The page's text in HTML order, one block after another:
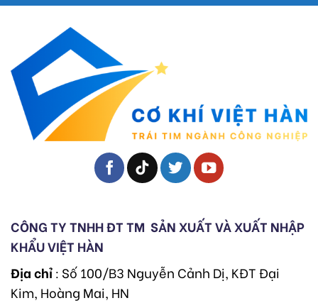
CÔNG TY TNHH ĐT TM SẢN XUẤT VÀ XUẤT NHẬP
KHẨU VIỆT HÀN
Địa chỉ: Số 100/B3 Nguyễn Cảnh Dị, KĐT Đại
Kim, Hoàng Mai, HN